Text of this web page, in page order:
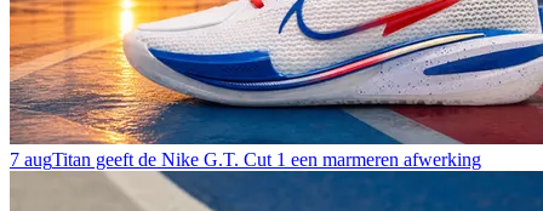
7 augTitan geeft de Nike G.T. Cut 1 een marmeren afwerking